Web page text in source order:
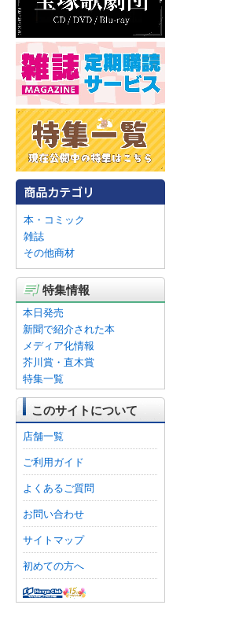
本・コミック
雑誌
その他商材
特集情報
本日発売
新聞で紹介された本
メディア化情報
芥川賞・直木賞
特集一覧
このサイトについて
店舗一覧
ご利用ガイド
よくあるご質問
お問い合わせ
サイトマップ
初めての方へ